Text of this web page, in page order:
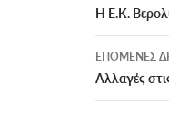
Η Ε.Κ.
ΕΠΌΜΕΝΕΣ
Αλλαγές